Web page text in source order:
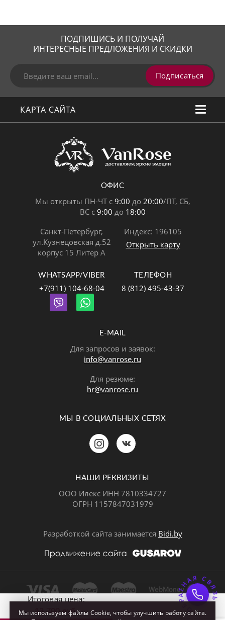
Итоговая цена:
13 700 руб.
ПОДПИШИСЬ И ПОЛУЧАЙ
ИНТЕРЕСНЫЕ ПРЕДЛОЖЕНИЯ И СКИДКИ
Подписаться
КАРТА САЙТА
ОФИС
Мы открыты ПН-ЧТ с 9:00 до 20:00/ПТ, СБ,
ВС с 9:00 до 18:00
Санкт-Петербург,
ул.Кузнецовская д.52
корпус 15 Литер А
Индекс: 196105
Открыть карту
WHATSAPP/VIBER
+7(911) 104-68-04
ТЕЛЕФОН
8 (812) 495-43-37
E-MAIL
Для запросов и заявок:
info@vanrose.ru
Для резюме:
hr@vanrose.ru
МЫ В СОЦИАЛЬНЫХ СЕТЯХ
НАШИ РЕКВИЗИТЫ
ООО Илекс ИНН 7810334727
ОГРН 1157847031979
Разработкой сайта занимается Bidi.by
Мы используем файлы Cookie, чтобы улучшить работу сайта.
Позвонить Telegram
Почта ОБРАТНАЯ